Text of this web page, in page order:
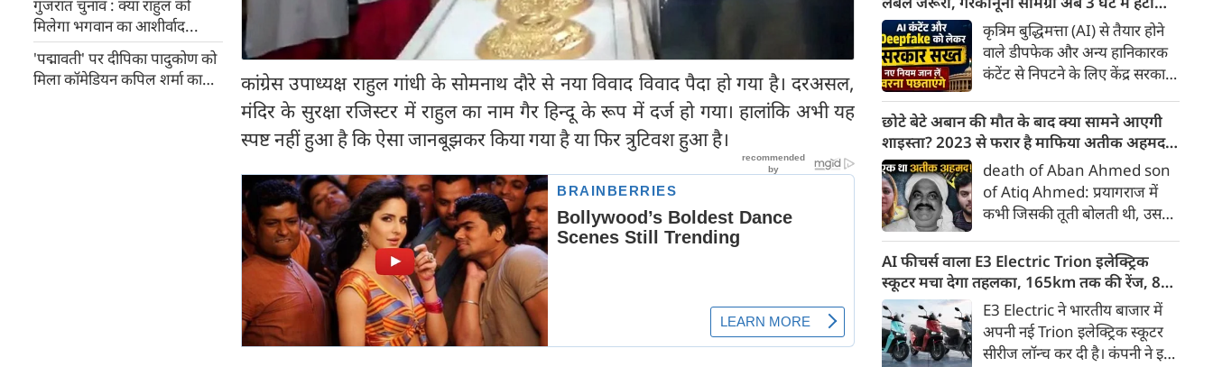
गुजरात चुनाव : क्या राहुल को
मिलेगा भगवान का आशीर्वाद...
'पद्मावती' पर दीपिका पादुकोण को
मिला कॉ‍मेडियन कपिल शर्मा का
कांग्रेस उपाध्यक्ष राहुल गांधी के सोमनाथ दौरे से नया विवाद विवाद पैदा हो गया है। दरअसल,
मंदिर के सुरक्षा रजिस्टर में राहुल का नाम गैर हिन्दू के रूप में दर्ज हो गया। हालांकि अभी यह
स्पष्ट नहीं हुआ है कि ऐसा जानबूझकर किया गया है या फिर त्रुटिवश हुआ है।
होगी, नए नियम जान लें वरना पछताएंगे
कृत्रिम बुद्धिमत्ता (AI) से तैयार होने
वाले डीपफेक और अन्य हानिकारक
कंटेंट से निपटने के लिए केंद्र सरकार
किया है। सरकार ने AI से तैयार कंटेंट
पर स्पष्ट लेबल और पहचान योग्य
मेटाडेटा उपलब्ध कराना अनिवार्य
किया है। साथ ही, सरकारी या
न्यायालय के आदेश के आधार पर
गैरकानूनी जानकारी हटाने की
समयसीमा 36 घंटे से घटाकर 3 घंटे
कर दी गई है।
छोटे बेटे अबान की मौत के बाद क्या सामने आएगी
शाइस्ता? 2023 से फरार है माफिया अतीक अहमद
की पत्नी
death of Aban Ahmed son
of Atiq Ahmed: प्रयागराज में
कभी जिसकी तूती बोलती थी, उस
अहमद के कुनबे पर कानून और
किस्मत की दोहरी मार पड़ रही है।
जिस झांसी जिले में अप्रैल 2023 में
अतीक के एनकाउंटर में मारे गए बेटे
असद की सांसें थमी थीं, उसी झांसी में
AI फीचर्स वाला E3 Electric Trion इलेक्ट्रिक
स्कूटर मचा देगा तहलका, 165km तक की रेंज, 8
साल की बैटरी वारंटी, कीमत जानेंगे तो हो जाएंगे
हैरान
E3 Electric ने भारतीय बाजार में
अपनी नई Trion इलेक्ट्रिक स्कूटर
सीरीज लॉन्च कर दी है। कंपनी ने इसे